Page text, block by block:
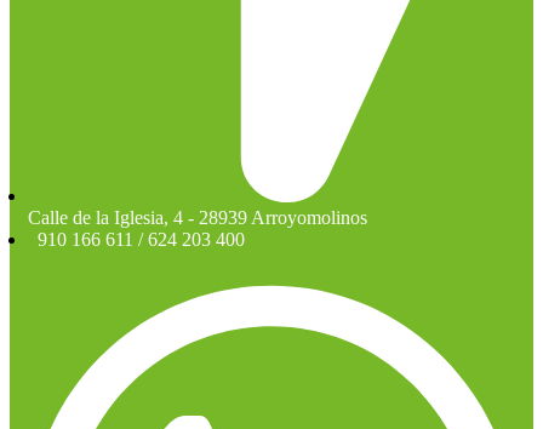
Calle de la Iglesia, 4 - 28939 Arroyomolinos
910 166 611 / 624 203 400